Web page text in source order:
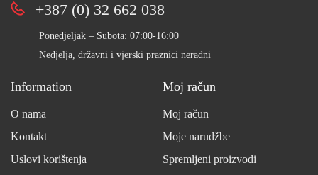
+387 (0) 32 662 038
Ponedjeljak – Subota: 07:00-16:00
Nedjelja, državni i vjerski praznici neradni
Information
O nama
Kontakt
Uslovi korištenja
Moj račun
Moj račun
Moje narudžbe
Spremljeni proizvodi